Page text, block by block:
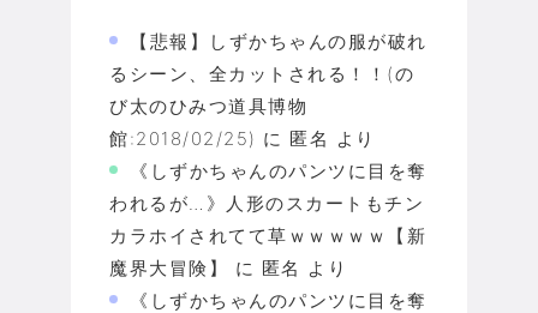
【悲報】しずかちゃんの服が破れ
るシーン、全カットされる！！(の
び太のひみつ道具博物
館:2018/02/25) に 匿名 より
《しずかちゃんのパンツに目を奪
われるが…》人形のスカートもチン
カラホイされてて草ｗｗｗｗｗ【新
魔界大冒険】
に 匿名 より
《しずかちゃんのパンツに目を奪